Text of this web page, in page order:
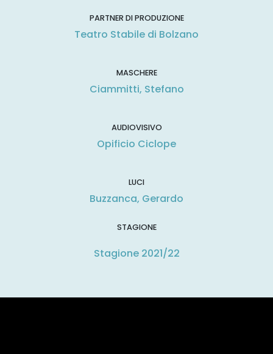
PARTNER DI PRODUZIONE
Teatro Stabile di Bolzano
MASCHERE
Ciammitti, Stefano
AUDIOVISIVO
Opificio Ciclope
LUCI
Buzzanca, Gerardo
STAGIONE
Stagione 2021/22